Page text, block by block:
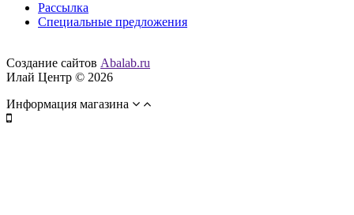
Рассылка
Специальные предложения
Создание сайтов Abalab.ru
Илай Центр © 2026
Информация магазина